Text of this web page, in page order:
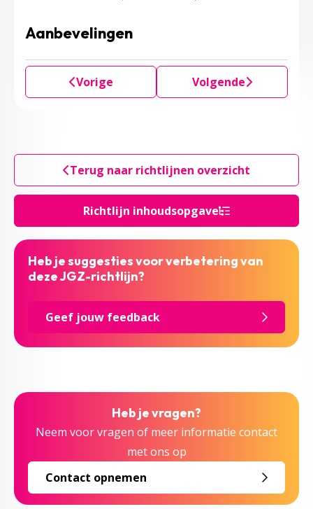
Richtlijn inhoudsopgave
Aanbevelingen
Vorige Volgende
Terug naar richtlijnen overzicht
Heb je suggesties voor verbetering van
deze JGZ-richtlijn?
Geef jouw feedback
Heb je vragen?
Neem voor vragen of meer informatie contact
met ons op
Contact opnemen